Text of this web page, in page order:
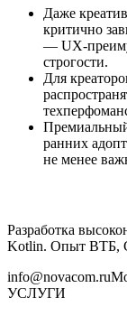
Даже
критично
— UX-
строгости.
Для
ранних
не менее
Разработка
Kotlin. Опыт ВТБ,
info@novacom.ru
УСЛУГИ